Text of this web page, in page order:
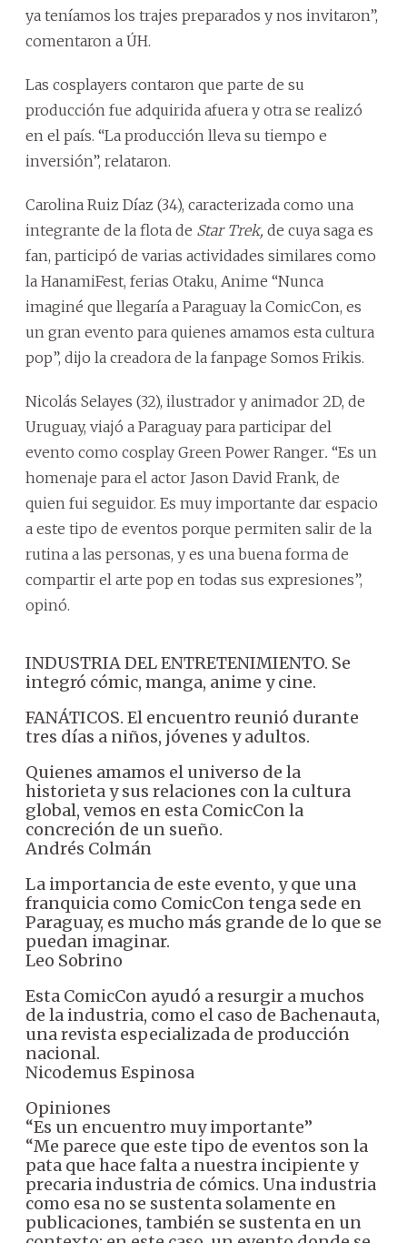
ya teníamos los trajes preparados y nos invitaron”,
comentaron a ÚH.
Las cosplayers contaron que parte de su
producción fue adquirida afuera y otra se realizó
en el país. “La producción lleva su tiempo e
inversión”, relataron.
Carolina Ruiz Díaz (34), caracterizada como una
integrante de la flota de Star Trek, de cuya saga es
fan, participó de varias actividades similares como
la HanamiFest, ferias Otaku, Anime “Nunca
imaginé que llegaría a Paraguay la ComicCon, es
un gran evento para quienes amamos esta cultura
pop”, dijo la creadora de la fanpage Somos Frikis.
Nicolás Selayes (32), ilustrador y animador 2D, de
Uruguay, viajó a Paraguay para participar del
evento como cosplay Green Power Ranger. “Es un
homenaje para el actor Jason David Frank, de
quien fui seguidor. Es muy importante dar espacio
a este tipo de eventos porque permiten salir de la
rutina a las personas, y es una buena forma de
compartir el arte pop en todas sus expresiones”,
opinó.
INDUSTRIA DEL ENTRETENIMIENTO. Se
integró cómic, manga, anime y cine.
FANÁTICOS. El encuentro reunió durante
tres días a niños, jóvenes y adultos.
Quienes amamos el universo de la
historieta y sus relaciones con la cultura
global, vemos en esta ComicCon la
concreción de un sueño.
Andrés Colmán
La importancia de este evento, y que una
franquicia como ComicCon tenga sede en
Paraguay, es mucho más grande de lo que se
puedan imaginar.
Leo Sobrino
Esta ComicCon ayudó a resurgir a muchos
de la industria, como el caso de Bachenauta,
una revista especializada de producción
nacional.
Nicodemus Espinosa
Opiniones
“Es un encuentro muy importante”
“Me parece que este tipo de eventos son la
pata que hace falta a nuestra incipiente y
precaria industria de cómics. Una industria
como esa no se sustenta solamente en
publicaciones, también se sustenta en un